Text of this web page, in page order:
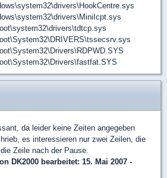
da leider keine Zeiten angegeben
es interessieren nur zwei Zeilen, die
Zeile nach der Pause.
DK2000 bearbeitet: 15. Mai 2007 -